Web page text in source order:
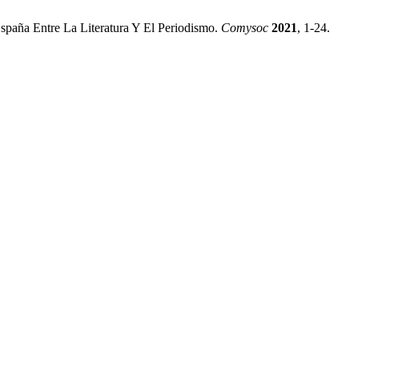
Entre La Literatura Y El Periodismo. Comysoc 2021, 1-24.